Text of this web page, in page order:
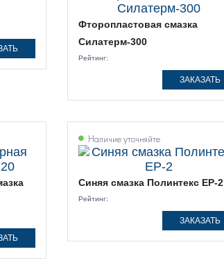
Фторопластовая смазка
Силатерм-300
Рейтинг:
ЗАКАЗАТЬ
Наличие уточняйте
Синяя смазка Полинтекс ЕР-2
Рейтинг:
ЗАКАЗАТЬ